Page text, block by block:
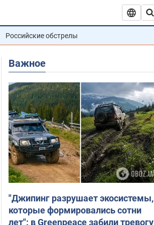
Российские обстрелы
Важное
"Джипинг разрушает экосистемы,
которые формировались сотни
лет": в Greenpeace забили тревогу